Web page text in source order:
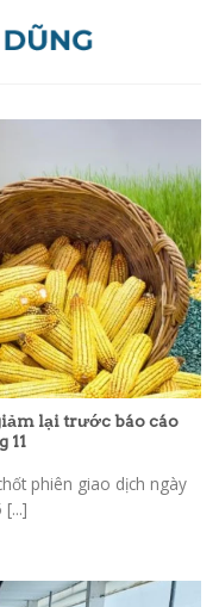
lại trước báo cáo
11
phiên giao dịch ngày